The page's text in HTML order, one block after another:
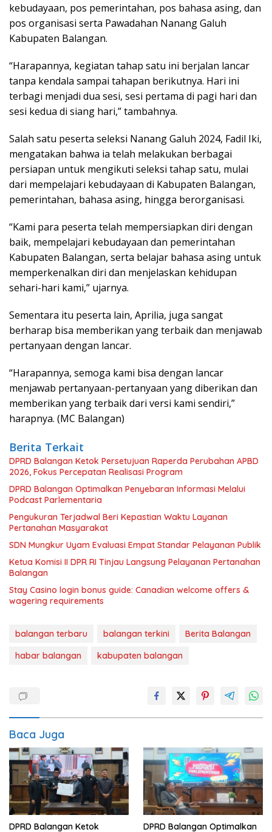
kebudayaan, pos pemerintahan, pos bahasa asing, dan
pos organisasi serta Pawadahan Nanang Galuh
Kabupaten Balangan.
“Harapannya, kegiatan tahap satu ini berjalan lancar
tanpa kendala sampai tahapan berikutnya. Hari ini
terbagi menjadi dua sesi, sesi pertama di pagi hari dan
sesi kedua di siang hari,” tambahnya.
Salah satu peserta seleksi Nanang Galuh 2024, Fadil Iki,
mengatakan bahwa ia telah melakukan berbagai
persiapan untuk mengikuti seleksi tahap satu, mulai
dari mempelajari kebudayaan di Kabupaten Balangan,
pemerintahan, bahasa asing, hingga berorganisasi.
“Kami para peserta telah mempersiapkan diri dengan
baik, mempelajari kebudayaan dan pemerintahan
Kabupaten Balangan, serta belajar bahasa asing untuk
memperkenalkan diri dan menjelaskan kehidupan
sehari-hari kami,” ujarnya.
Sementara itu peserta lain, Aprilia, juga sangat
berharap bisa memberikan yang terbaik dan menjawab
pertanyaan dengan lancar.
“Harapannya, semoga kami bisa dengan lancar
menjawab pertanyaan-pertanyaan yang diberikan dan
memberikan yang terbaik dari versi kami sendiri,”
harapnya. (MC Balangan)
Berita Terkait
DPRD Balangan Ketok Persetujuan Raperda Perubahan APBD
2026, Fokus Percepatan Realisasi Program
DPRD Balangan Optimalkan Penyebaran Informasi Melalui
Podcast Parlementaria
Pengukuran Terjadwal Beri Kepastian Waktu Layanan
Pertanahan Masyarakat
SDN Mungkur Uyam Evaluasi Empat Standar Pelayanan Publik
Ketua Komisi II DPR RI Tinjau Langsung Pelayanan Pertanahan
Balangan
Stay Casino login bonus guide: Canadian welcome offers &
wagering requirements
balangan terbaru balangan terkini
Berita Balangan
habar balangan
kabupaten balangan
Baca Juga
DPRD Balangan Ketok
DPRD Balangan Optimalkan